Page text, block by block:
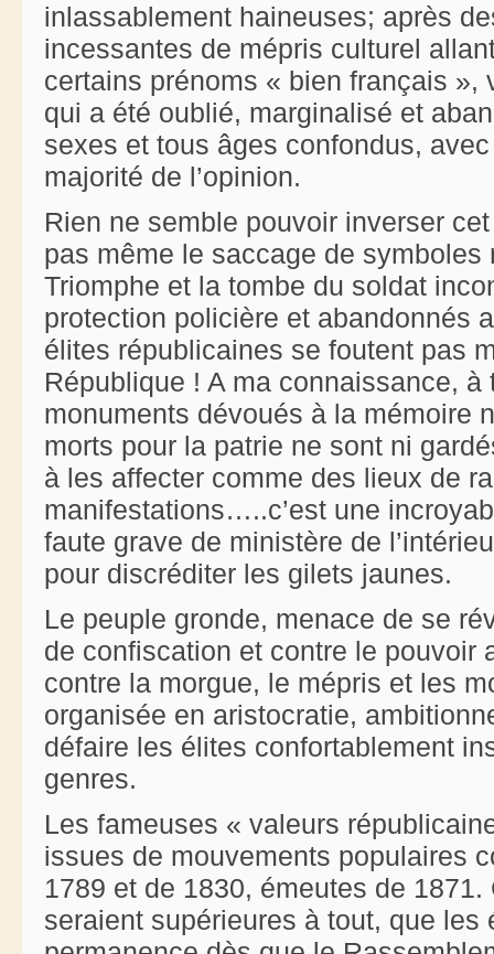
inlassablement haineuses; après
incessantes de mépris culturel
certains prénoms « bien français
qui a été oublié, marginalisé et
sexes et tous âges confondus,
majorité de l’opinion.
Rien ne semble pouvoir inverser
pas même le saccage de symboles
Triomphe et la tombe du soldat
protection policière et abandonnés
élites républicaines se foutent pas
République ! A ma connaissance,
monuments dévoués à la mémoire
morts pour la patrie ne sont ni
à les affecter comme des lieux de
manifestations…..c’est une
faute grave de ministère de
pour discréditer les gilets jaunes.
Le peuple gronde, menace de se
de confiscation et contre le pouvoir
contre la morgue, le mépris et les
organisée en aristocratie,
défaire les élites confortablement
genres.
Les fameuses « valeurs
issues de mouvements populaires
1789 et de 1830, émeutes de
seraient supérieures à tout, que